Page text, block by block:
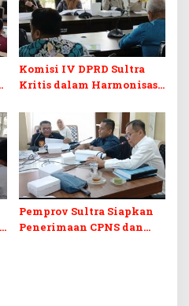
Komisi IV DPRD Sultra
Kritis dalam Harmonisasi
Perubahan APBD 2026
Pemprov Sultra Siapkan
Penerimaan CPNS dan